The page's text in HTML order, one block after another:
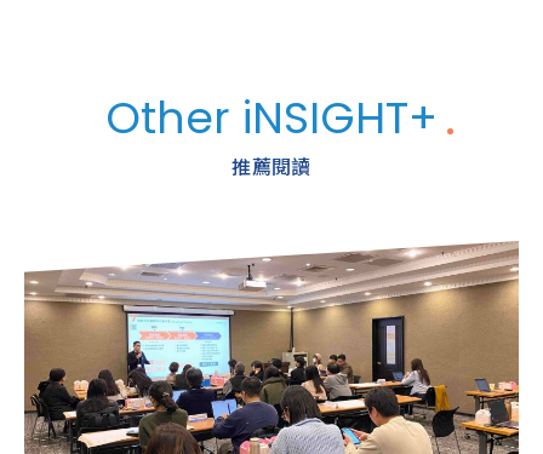
Other iNSIGHT+
推薦閱讀